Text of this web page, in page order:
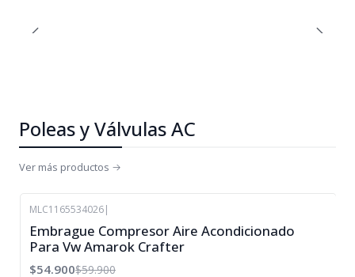
Poleas y Válvulas AC
Ver más productos
-8%
OFF
MLC1165534026|
Embrague Compresor Aire Acondicionado
Para Vw Amarok Crafter
$54.900$59.900